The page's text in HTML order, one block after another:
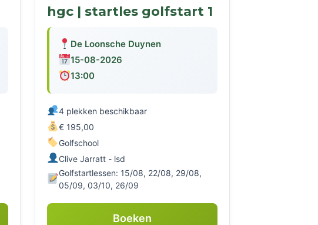
hgc | startles golfstart 1
De Loonsche Duynen
15-08-2026
13:00
4 plekken beschikbaar
€ 195,00
Golfschool
Clive Jarratt - lsd
Golfstartlessen: 15/08, 22/08, 29/08,
05/09, 03/10, 26/09
Boeken